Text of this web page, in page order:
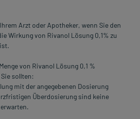
Arzt oder Apotheker, wenn Sie den
Wirkung von Rivanol Lösung 0,1% zu
von Rivanol Lösung 0,1 %
sollten:
mit der angegebenen Dosierung
Überdosierung sind keine